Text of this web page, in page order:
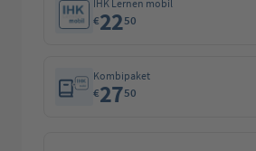
IHK Lernen mobil
€2250
Kombipaket
€2750